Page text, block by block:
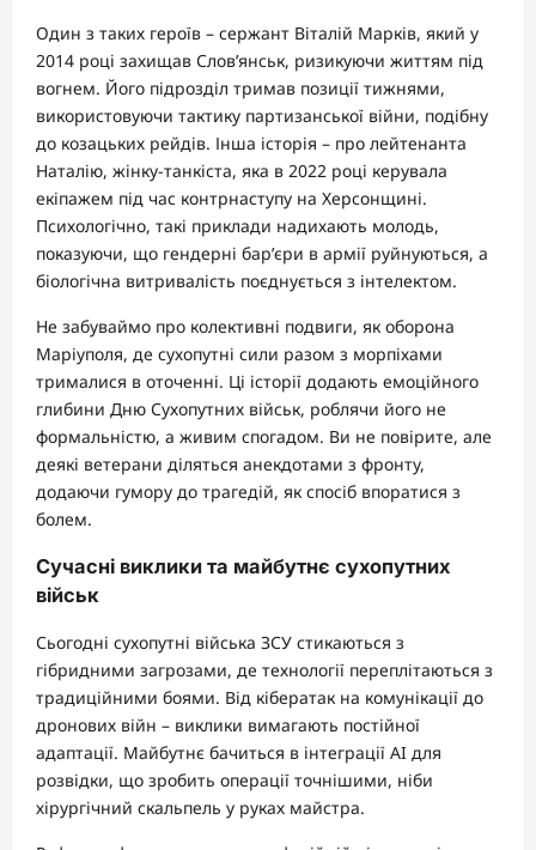
Один з таких героїв – сержант Віталій Марків, який у
2014 році захищав Слов’янськ, ризикуючи життям під
вогнем. Його підрозділ тримав позиції тижнями,
використовуючи тактику партизанської війни, подібну
до козацьких рейдів. Інша історія – про лейтенанта
Наталію, жінку-танкіста, яка в 2022 році керувала
екіпажем під час контрнаступу на Херсонщині.
Психологічно, такі приклади надихають молодь,
показуючи, що гендерні бар’єри в армії руйнуються, а
біологічна витривалість поєднується з інтелектом.
Не забуваймо про колективні подвиги, як оборона
Маріуполя, де сухопутні сили разом з морпіхами
трималися в оточенні. Ці історії додають емоційного
глибини Дню Сухопутних військ, роблячи його не
формальністю, а живим спогадом. Ви не повірите, але
деякі ветерани діляться анекдотами з фронту,
додаючи гумору до трагедій, як спосіб впоратися з
болем.
Сучасні виклики та майбутнє сухопутних
військ
Сьогодні сухопутні війська ЗСУ стикаються з
гібридними загрозами, де технології переплітаються з
традиційними боями. Від кібератак на комунікації до
дронових війн – виклики вимагають постійної
адаптації. Майбутнє бачиться в інтеграції AI для
розвідки, що зробить операції точнішими, ніби
хірургічний скальпель у руках майстра.